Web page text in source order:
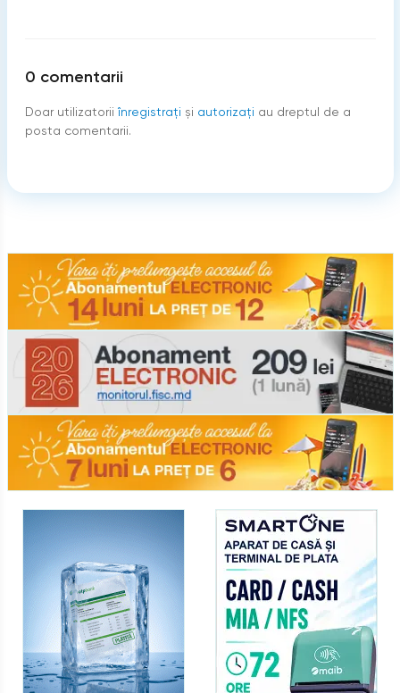
0 comentarii
Doar utilizatorii înregistraţi şi autorizați au dreptul de a
posta comentarii.